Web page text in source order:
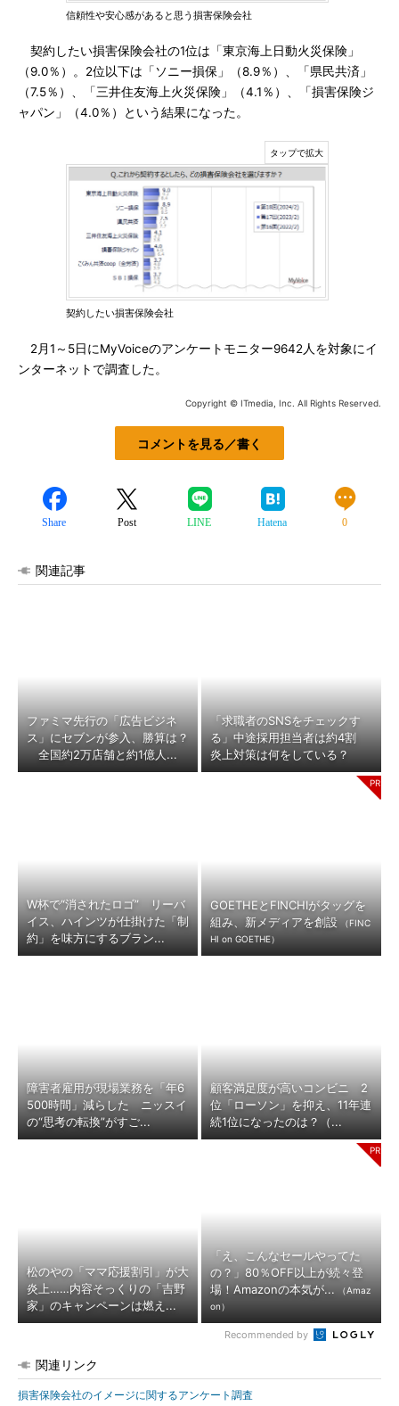
信頼性や安心感があると思う損害保険会社
契約したい損害保険会社の1位は「東京海上日動火災保険」
（9.0％）。2位以下は「ソニー損保」（8.9％）、「県民共済」
（7.5％）、「三井住友海上火災保険」（4.1％）、「損害保険ジ
ャパン」（4.0％）という結果になった。
契約したい損害保険会社
2月1～5日にMyVoiceのアンケートモニター9642人を対象にイ
ンターネットで調査した。
Copyright © ITmedia, Inc. All Rights Reserved.
コメントを見る／書く
Share Post LINE Hatena 0
関連記事
ファミマ先行の「広告ビジネ
ス」にセブンが参入、勝算は？
全国約2万店舗と約1億人...
「求職者のSNSをチェックす
る」中途採用担当者は約4割
炎上対策は何をしている？
W杯で“消されたロゴ” リーバ
イス、ハインツが仕掛けた「制
約」を味方にするブラン...
GOETHEとFINCHIがタッグを
組み、新メディアを創設
（FINC
HI on GOETHE）
障害者雇用が現場業務を「年6
500時間」減らした ニッスイ
の“思考の転換”がすご...
顧客満足度が高いコンビニ 2
位「ローソン」を抑え、11年連
続1位になったのは？（...
松のやの「ママ応援割引」が大
炎上……内容そっくりの「吉野
家」のキャンペーンは燃え...
「え、こんなセールやってた
の？」80％OFF以上が続々登
場！Amazonの本気が...
（Amaz
on）
Recommended by
関連リンク
損害保険会社のイメージに関するアンケート調査